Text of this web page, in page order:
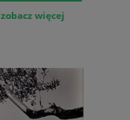
zobacz więcej